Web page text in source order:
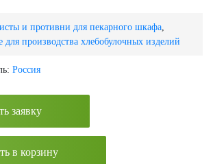
и противни для пекарного шкафа,
для производства хлебобулочных изделий
Россия
заявку
в корзину